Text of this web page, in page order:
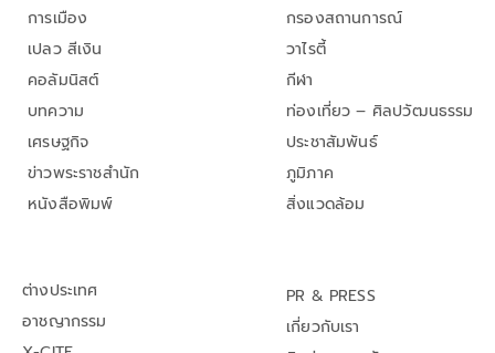
การเมือง
เปลว สีเงิน
คอลัมนิสต์
บทความ
เศรษฐกิจ
ข่าวพระราชสำนัก
หนังสือพิมพ์
กรองสถานการณ์
วาไรตี้
กีฬา
ท่องเที่ยว – ศิลปวัฒนธรรม
ประชาสัมพันธ์
ภูมิภาค
สิ่งแวดล้อม
ต่างประเทศ
อาชญากรรม
PR & PRESS
เกี่ยวกับเรา